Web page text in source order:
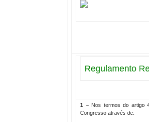
Regulamento
1 –Nos termos do artigo
Congresso através de: